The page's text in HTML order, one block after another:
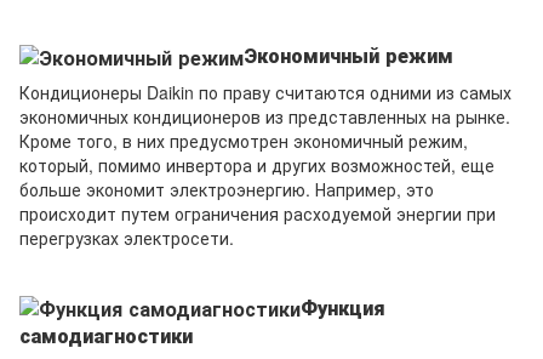
Экономичный режим
Кондиционеры Daikin по праву считаются одними из самых
экономичных кондиционеров из представленных на рынке.
Кроме того, в них предусмотрен экономичный режим,
который, помимо инвертора и других возможностей, еще
больше экономит электроэнергию. Например, это
происходит путем ограничения расходуемой энергии при
перегрузках электросети.
Функция
самодиагностики